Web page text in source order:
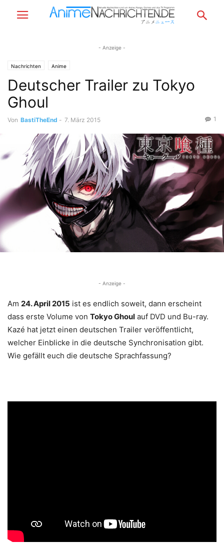
- Anzeige -
Nachrichten Anime
Deutscher Trailer zu Tokyo
Ghoul
Von BastiTheEnd - 7. März 2015 1
- Anzeige -
Am 24. April 2015 ist es endlich soweit, dann erscheint
dass erste Volume von Tokyo Ghoul auf DVD und Bu-ray.
Kazé hat jetzt einen deutschen Trailer veröffentlicht,
welcher Einblicke in die deutsche Synchronisation gibt.
Wie gefällt euch die deutsche Sprachfassung?